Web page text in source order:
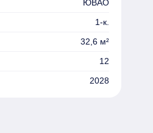
ЮВАО
1-к.
32,6 м²
12
2028